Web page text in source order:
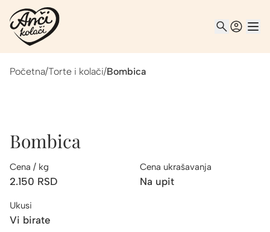
Početna/Torte i kolači/Bombica
Bombica
Cena / kg
2.150 RSD
Cena ukrašavanja
Na upit
Ukusi
Vi birate